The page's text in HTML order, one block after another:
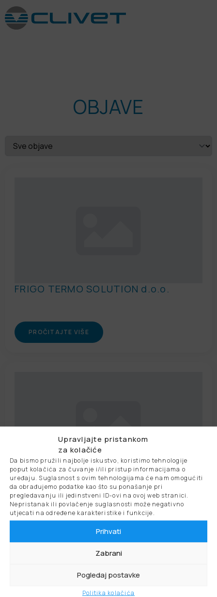
Upravljajte pristankom
za kolačiće
Da bismo pružili najbolje iskustvo, koristimo tehnologije
poput kolačića za čuvanje i/ili pristup informacijama o
uređaju. Suglasnost s ovim tehnologijama će nam omogućiti
da obrađujemo podatke kao što su ponašanje pri
pregledavanju ili jedinstveni ID-ovi na ovoj web stranici.
Nepristanak ili povlačenje suglasnosti može negativno
utjecati na određene karakteristike i funkcije.
Prihvati
Zabrani
Pogledaj postavke
Politika kolačića
OBJAVE
FRIGO TERMO SOLUTION d.o.o.
PROČITAJTE VIŠE
Termomontelektro d.o.o.